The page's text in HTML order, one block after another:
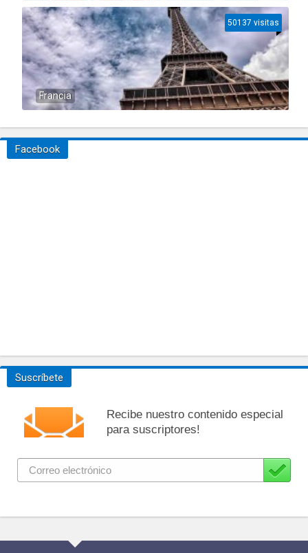
Francia
50137 visitas
Facebook
Suscríbete
Recibe nuestro contenido especial
para suscriptores!